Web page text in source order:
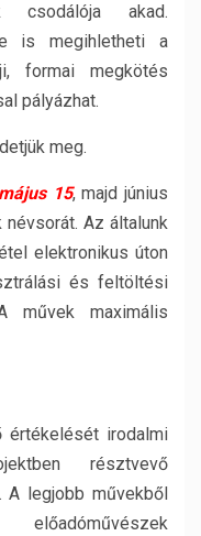
csodálója akad.
is megihletheti a
formai megkötés
pályázhat.
meg.
május 15, majd június
Az általunk
elektronikus úton
és feltöltési
művek maximális
értékelését irodalmi
résztvevő
A legjobb művekből